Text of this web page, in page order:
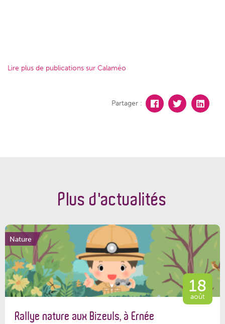
Lire plus de publications sur Calaméo
Partager :
Plus d'actualités
Nature
18
août
Rallye nature aux Bizeuls, à Ernée